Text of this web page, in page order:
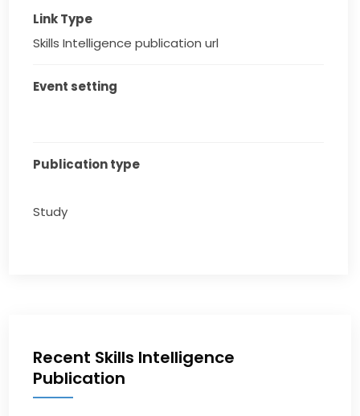
Link Type
Skills Intelligence publication url
Event setting
Publication type
Study
Recent Skills Intelligence
Publication